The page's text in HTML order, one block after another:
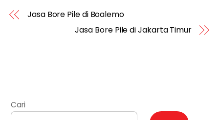
Jasa Bore Pile di Boalemo
Jasa Bore Pile di Jakarta Timur
Cari